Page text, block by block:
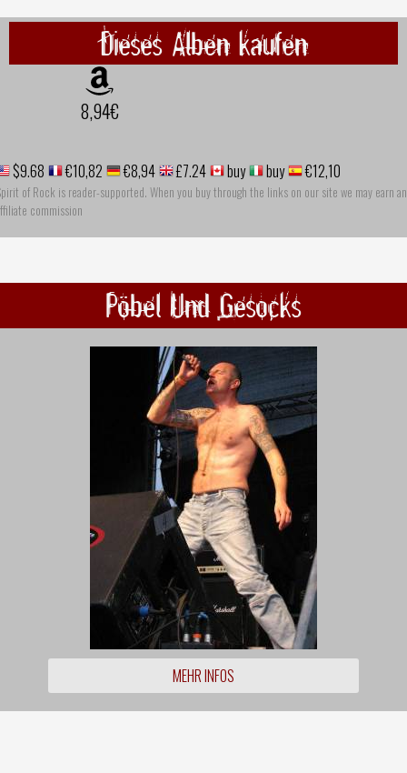
Dieses Alben kaufen
8,94€
$9.68 €10,82 €8,94 £7.24 buy buy €12,10
of Rock is reader-supported. When you buy through the links on our site we may earn an
commission
Pöbel Und Gesocks
MEHR INFOS